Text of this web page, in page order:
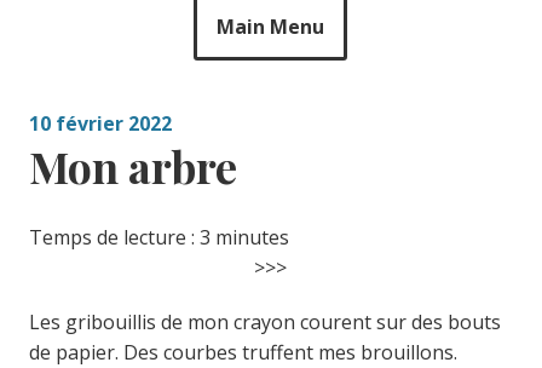
Main Menu
10 février 2022
Mon arbre
Temps de lecture : 3 minutes
>>>
Les gribouillis de mon crayon courent sur des bouts
de papier. Des courbes truffent mes brouillons.